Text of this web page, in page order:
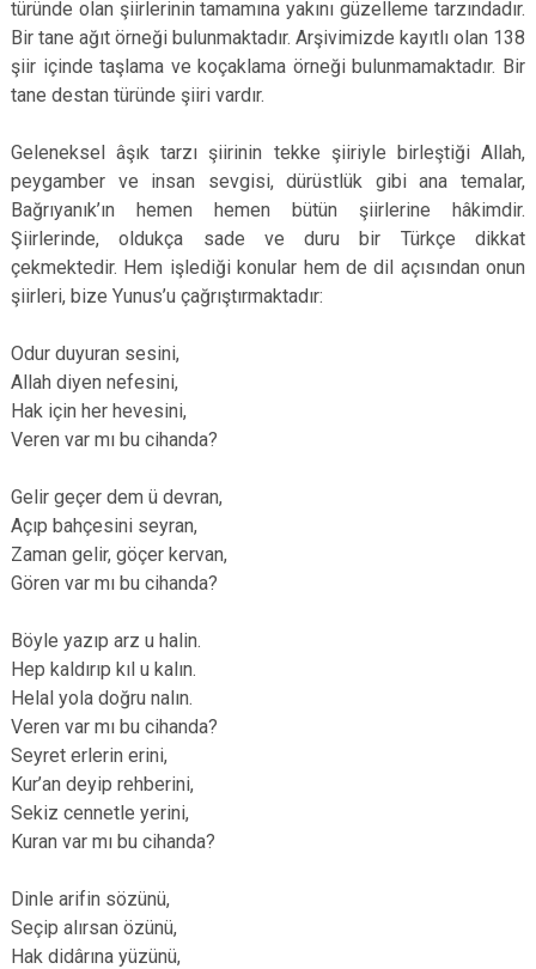
türünde olan şiirlerinin tamamına yakını güzelleme tarzındadır.
Bir tane ağıt örneği bulunmaktadır. Arşivimizde kayıtlı olan 138
şiir içinde taşlama ve koçaklama örneği bulunmamaktadır. Bir
tane destan türünde şiiri vardır.
Geleneksel âşık tarzı şiirinin tekke şiiriyle birleştiği Allah,
peygamber ve insan sevgisi, dürüstlük gibi ana temalar,
Bağrıyanık’ın hemen hemen bütün şiirlerine hâkimdir.
Şiirlerinde, oldukça sade ve duru bir Türkçe dikkat
çekmektedir. Hem işlediği konular hem de dil açısından onun
şiirleri, bize Yunus’u çağrıştırmaktadır:
Odur duyuran sesini,
Allah diyen nefesini,
Hak için her hevesini,
Veren var mı bu cihanda?
Gelir geçer dem ü devran,
Açıp bahçesini seyran,
Zaman gelir, göçer kervan,
Gören var mı bu cihanda?
Böyle yazıp arz u halin.
Hep kaldırıp kıl u kalın.
Helal yola doğru nalın.
Veren var mı bu cihanda?
Seyret erlerin erini,
Kur’an deyip rehberini,
Sekiz cennetle yerini,
Kuran var mı bu cihanda?
Dinle arifin sözünü,
Seçip alırsan özünü,
Hak didârına yüzünü,